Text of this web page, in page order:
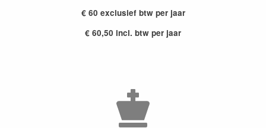
€ 60 exclusief btw per jaar
€ 60,50 incl. btw per jaar